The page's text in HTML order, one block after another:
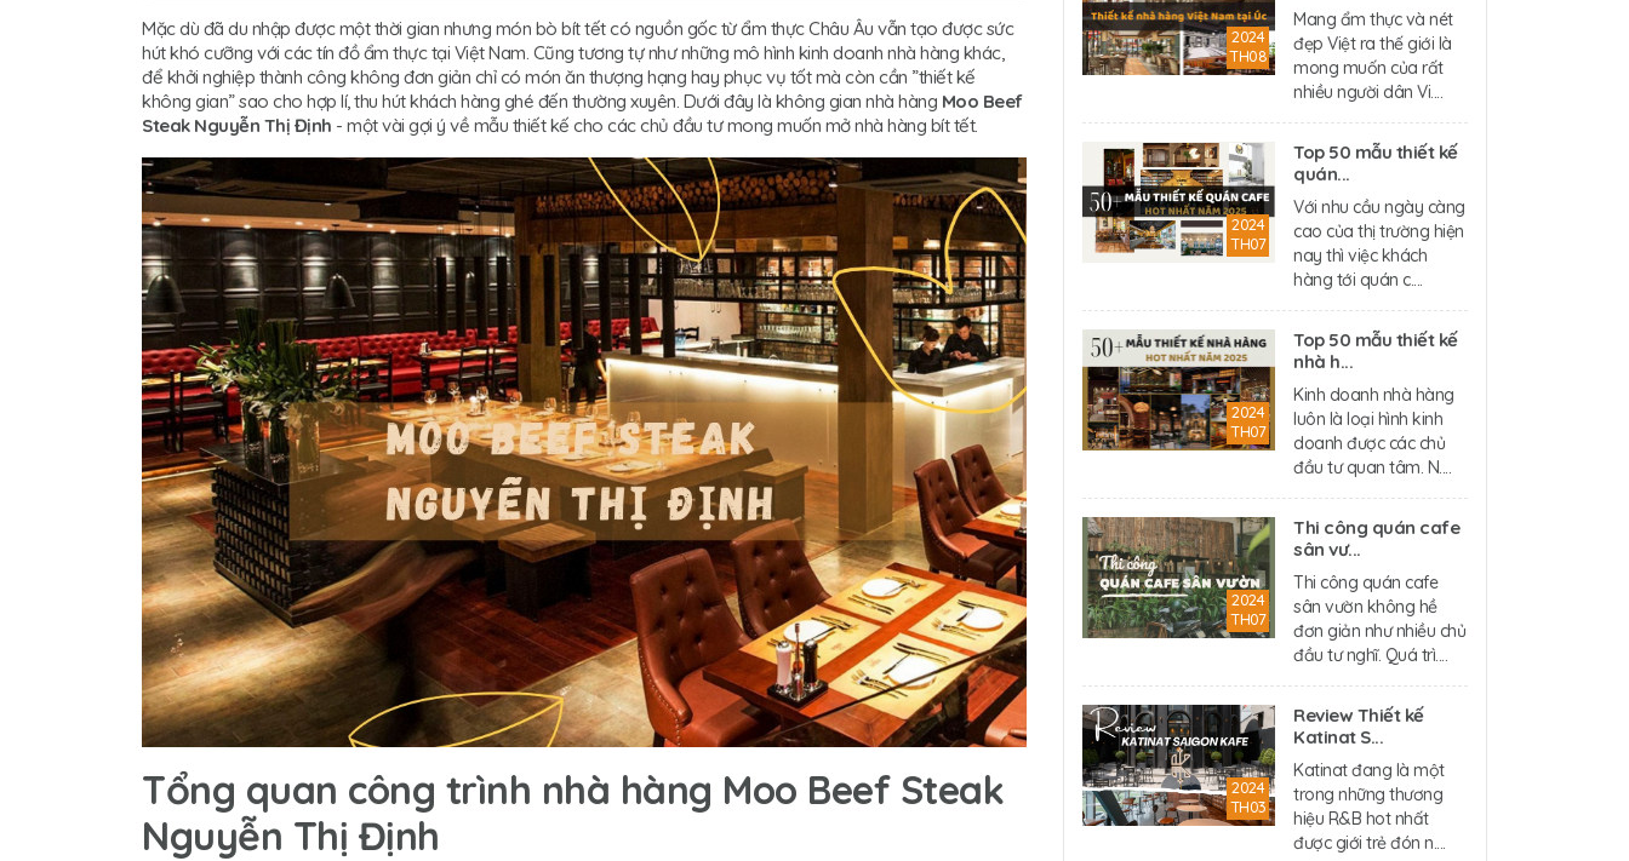
Mặc dù đã du nhập được một thời gian nhưng món bò bít tết có nguồn gốc từ ẩm thực Châu Âu vẫn tạo được sức
hút khó cưỡng với các tín đồ ẩm thực tại Việt Nam. Cũng tương tự như những mô hình kinh doanh nhà hàng khác,
để khởi nghiệp thành công không đơn giản chỉ có món ăn thượng hạng hay phục vụ tốt mà còn cần ”thiết kế
không gian” sao cho hợp lí, thu hút khách hàng ghé đến thường xuyên. Dưới đây là không gian nhà hàng Moo Beef
Steak Nguyễn Thị Định - một vài gợi ý về mẫu thiết kế cho các chủ đầu tư mong muốn mở nhà hàng bít tết.
Tổng quan công trình nhà hàng Moo Beef Steak
Nguyễn Thị Định
2024
TH08
Mang ẩm thực và nét
đẹp Việt ra thế giới là
mong muốn của rất
nhiều người dân Vi....
2024
TH07
Top 50 mẫu thiết kế
quán...
Với nhu cầu ngày càng
cao của thị trường hiện
nay thì việc khách
hàng tới quán c....
2024
TH07
Top 50 mẫu thiết kế
nhà h...
Kinh doanh nhà hàng
luôn là loại hình kinh
doanh được các chủ
đầu tư quan tâm. N....
2024
TH07
Thi công quán cafe
sân vư...
Thi công quán cafe
sân vườn không hề
đơn giản như nhiều chủ
đầu tư nghĩ. Quá trì....
2024
TH03
Review Thiết kế
Katinat S...
Katinat đang là một
trong những thương
hiệu R&B hot nhất
được giới trẻ đón n....